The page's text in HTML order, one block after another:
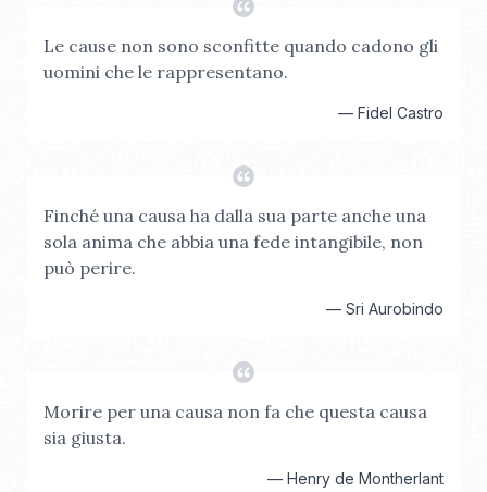
Le cause non sono sconfitte quando cadono gli
uomini che le rappresentano.
— Fidel Castro
Finché una causa ha dalla sua parte anche una
sola anima che abbia una fede intangibile, non
può perire.
— Sri Aurobindo
Morire per una causa non fa che questa causa
sia giusta.
— Henry de Montherlant